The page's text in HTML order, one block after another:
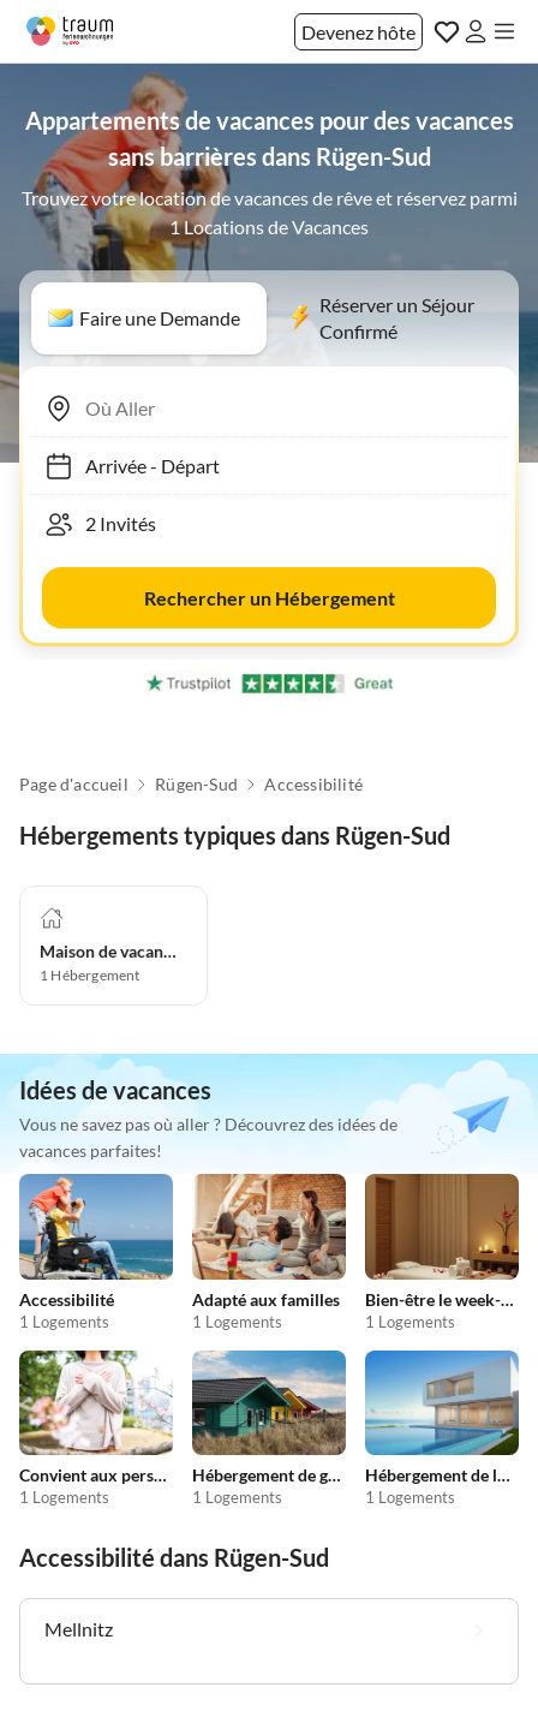
Devenez hôte
Appartements de vacances pour des vacances
sans barrières dans Rügen-Sud
Trouvez votre location de vacances de rêve et réservez parmi
1 Locations de Vacances
Faire une Demande
Réserver un Séjour
Confirmé
Arrivée- Départ
Rechercher un Hébergement
Page d'accueil Rügen-Sud Accessibilité
Hébergements typiques dans Rügen-Sud
Maison de vacances
1 Hébergement
Idées de vacances
Vous ne savez pas où aller ? Découvrez des idées de
vacances parfaites!
Accessibilité
1 Logements
Adapté aux familles
1 Logements
Bien-être le week-end
1 Logements
Convient aux personnes allergiques
1 Logements
Hébergement de groupe
1 Logements
Hébergement de luxe
1 Logements
Accessibilité dans Rügen-Sud
Mellnitz